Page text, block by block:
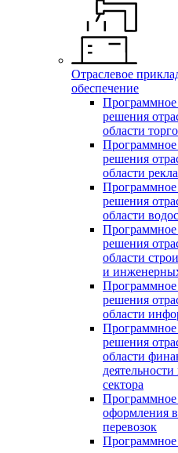
Отраслевое
обеспечение
Программное
решения
области
Программное
решения
области
Программное
решения
области
Программное
решения
области
и
Программное
решения
области
Программное
решения
области
сектора
Программное
оформления
перевозок
Программное